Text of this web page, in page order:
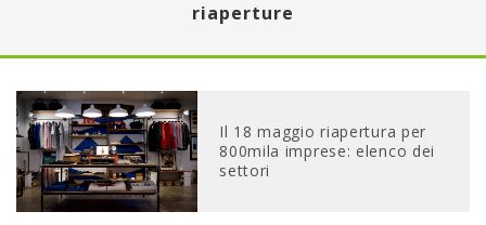
riaperture
Il 18 maggio riapertura per
800mila imprese: elenco dei
settori